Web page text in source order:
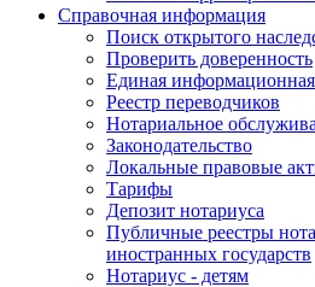
Справочная информация
Поиск открытого
Проверить доверенность
Единая
Реестр переводчиков
Нотариальное
Законодательство
Локальные правовые
Тарифы
Депозит нотариуса
Публичные реестры
иностранных государств
Нотариус - детям